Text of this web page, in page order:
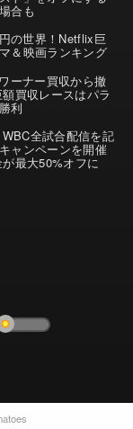
合も
の世界！Netflix巨
＆映画ランキング
ーナー買収から撤
買収レースはパラ
利
全試合配信を記
ャンペーンを開催
最大50%オフに